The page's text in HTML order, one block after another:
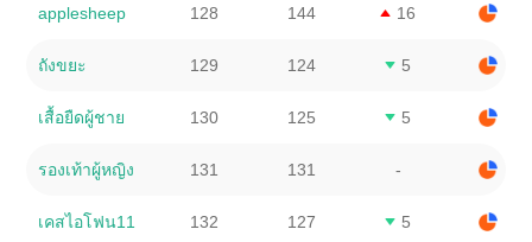
applesheep 128 144 16
ถังขยะ 129 124 5
เสื้อยืดผู้ชาย 130 125 5
รองเท้าผู้หญิง 131 131 -
เคสไอโฟน11 132 127 5